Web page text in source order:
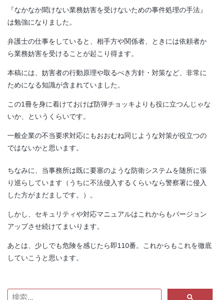
『なかなか聞けない業務妨害を受けないための事件処理の手法』
は勉強になりました。
弁護士の仕事をしていると、相手方や関係者、ときには依頼者か
ら業務妨害を受けることが起こり得ます。
本稿には、妨害者の行動原理や取るべき方針・対策など、非常に
ためになる知識が含まれていました。
この1冊を身に着けておけば防弾チョッキよりも役に立つんじゃな
いか、というくらいです。
一般企業の不当要求対応にもおおむね同じような対策が役立つの
ではないかと思います。
ちなみに、当事務所は既に要塞のような防衛システムを随所に張
り巡らしています（うちに不法侵入するくらいなら警察署に侵入
した方がまだましです。）。
しかし、セキュリティや対応マニュアルはこれからもバージョン
アップさせ続けてまいります。
あとは、少しでも危険を感じたら即110番。これからもこれを徹底
していこうと思います。